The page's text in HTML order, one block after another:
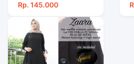
Rp. 145.000